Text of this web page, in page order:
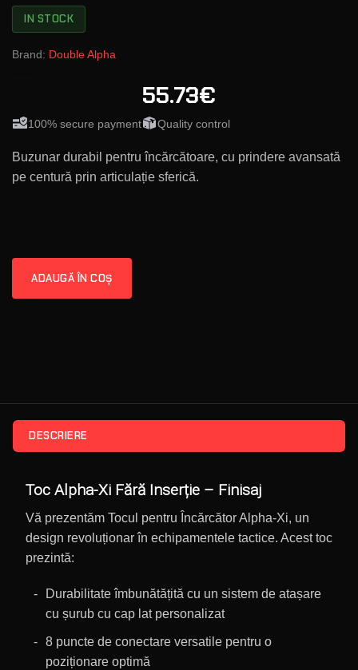
IN STOCK
Brand: Double Alpha
55.73€
100% secure payment Quality control
Buzunar durabil pentru încărcătoare, cu prindere avansată
pe centură prin articulație sferică.
ADAUGĂ ÎN COȘ
DESCRIERE
Toc Alpha-Xi Fără Inserție – Finisaj
Vă prezentăm Tocul pentru Încărcător Alpha-Xi, un
design revoluționar în echipamentele tactice. Acest toc
prezintă:
Durabilitate îmbunătățită cu un sistem de atașare
cu șurub cu cap lat personalizat
8 puncte de conectare versatile pentru o
poziționare optimă